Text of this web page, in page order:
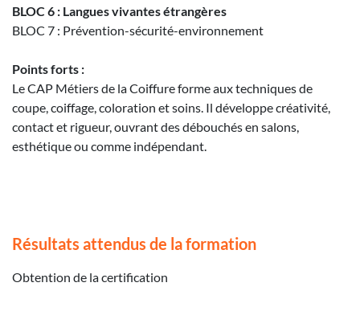
BLOC 6 : Langues vivantes étrangères
BLOC 7 : Prévention-sécurité-environnement
Points forts :
Le CAP Métiers de la Coiffure forme aux techniques de
coupe, coiffage, coloration et soins. Il développe créativité,
contact et rigueur, ouvrant des débouchés en salons,
esthétique ou comme indépendant.
Résultats attendus de la formation
Obtention de la certification